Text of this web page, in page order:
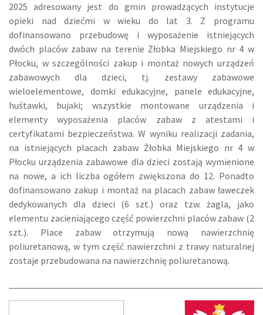
2025 adresowany jest do gmin prowadzących instytucje
opieki nad dziećmi w wieku do lat 3. Z programu
dofinansowano przebudowę i wyposażenie istniejących
dwóch placów zabaw na terenie Żłobka Miejskiego nr 4 w
Płocku, w szczególności zakup i montaż nowych urządzeń
zabawowych dla dzieci, tj. zestawy zabawowe
wieloelementowe, domki edukacyjne, panele edukacyjne,
huśtawki, bujaki; wszystkie montowane urządzenia i
elementy wyposażenia placów zabaw z atestami i
certyfikatami bezpieczeństwa. W wyniku realizacji zadania,
na istniejących placach zabaw Żłobka Miejskiego nr 4 w
Płocku urządzenia zabawowe dla dzieci zostają wymienione
na nowe, a ich liczba ogółem zwiększona do 12. Ponadto
dofinansowano zakup i montaż na placach zabaw ławeczek
dedykowanych dla dzieci (6 szt.) oraz tzw. żagla, jako
elementu zacieniającego część powierzchni placów zabaw (2
szt.). Place zabaw otrzymują nową nawierzchnię
poliuretanową, w tym część nawierzchni z trawy naturalnej
zostaje przebudowana na nawierzchnię poliuretanową.